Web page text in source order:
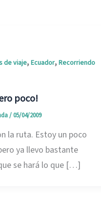
de viaje,Ecuador,Recorriendo
poco!
/ 05/04/2009
la ruta. Estoy un poco
ya llevo bastante
se hará lo que […]